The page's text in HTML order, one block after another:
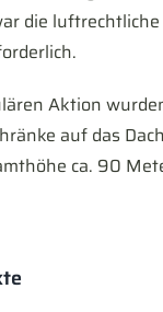
die
Aktion
auf das
ca. 90